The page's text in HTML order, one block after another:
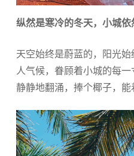
纵然是寒冷的冬天，小城依
天空始终是蔚蓝的，阳光
人气候，眷顾着小城的每
静静地翻涌，捧个椰子，能